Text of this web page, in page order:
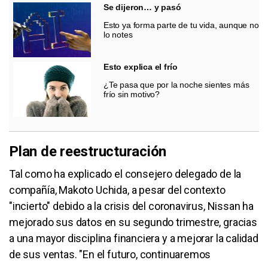
Se dijeron… y pasó
Esto ya forma parte de tu vida, aunque no
lo notes
Esto explica el frío
¿Te pasa que por la noche sientes más
frío sin motivo?
Plan de reestructuración
Tal como ha explicado el consejero delegado de la
compañía, Makoto Uchida, a pesar del contexto
"incierto" debido a la crisis del coronavirus, Nissan ha
mejorado sus datos en su segundo trimestre, gracias
a una mayor disciplina financiera y a mejorar la calidad
de sus ventas. "En el futuro, continuaremos